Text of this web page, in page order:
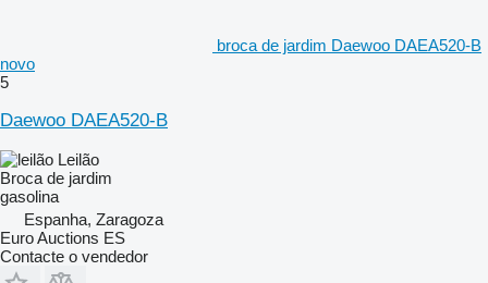
broca de jardim Daewoo DAEA520-B
novo
5
Daewoo DAEA520-B
Leilão
Broca de jardim
gasolina
Espanha, Zaragoza
Euro Auctions ES
Contacte o vendedor